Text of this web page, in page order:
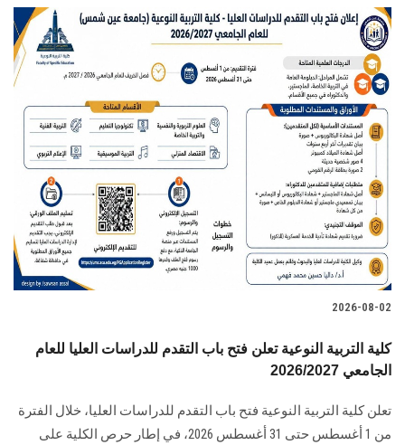
2026-08-02
كلية التربية النوعية تعلن فتح باب التقدم للدراسات العليا للعام
الجامعي 2026/2027
تعلن كلية التربية النوعية فتح باب التقدم للدراسات العليا، خلال الفترة
من 1 أغسطس حتى 31 أغسطس 2026، في إطار حرص الكلية على